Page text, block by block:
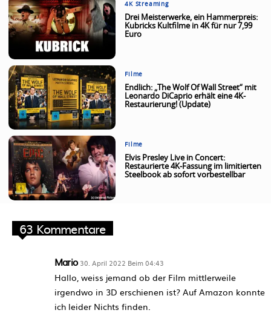
4K Streaming
Drei Meisterwerke, ein Hammerpreis:
Kubricks Kultfilme in 4K für nur 7,99
Euro
Filme
Endlich: „The Wolf Of Wall Street“ mit
Leonardo DiCaprio erhält eine 4K-
Restaurierung! (Update)
Filme
Elvis Presley Live in Concert:
Restaurierte 4K-Fassung im limitierten
Steelbook ab sofort vorbestellbar
63 Kommentare
Mario 30. April 2022 Beim 04:43
Hallo, weiss jemand ob der Film mittlerweile
irgendwo in 3D erschienen ist? Auf Amazon konnte
ich leider Nichts finden.